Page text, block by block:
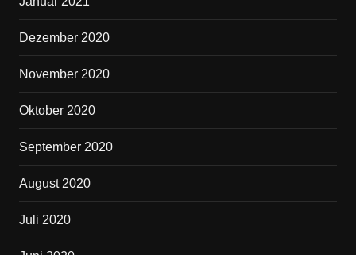
Dezember 2020
November 2020
Oktober 2020
September 2020
August 2020
Juli 2020